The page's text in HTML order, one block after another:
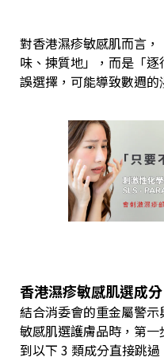
對香港濕疹敏感肌而言
味、揀質地」，而是「
誤選擇，可能導致數週的
香港濕疹敏感肌選成
結合消委會的重金屬警
敏感肌選護膚品時，第
到以下 3 類成分直接跳過